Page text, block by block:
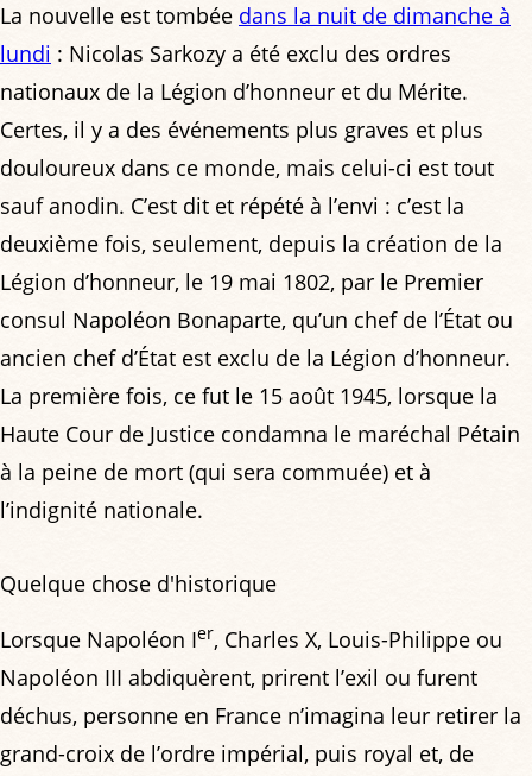
La nouvelle est tombée dans la nuit de dimanche à
lundi : Nicolas Sarkozy a été exclu des ordres
nationaux de la Légion d’honneur et du Mérite.
Certes, il y a des événements plus graves et plus
douloureux dans ce monde, mais celui-ci est tout
sauf anodin. C’est dit et répété à l’envi : c’est la
deuxième fois, seulement, depuis la création de la
Légion d’honneur, le 19 mai 1802, par le Premier
consul Napoléon Bonaparte, qu’un chef de l’État ou
ancien chef d’État est exclu de la Légion d’honneur.
La première fois, ce fut le 15 août 1945, lorsque la
Haute Cour de Justice condamna le maréchal Pétain
à la peine de mort (qui sera commuée) et à
l’indignité nationale.
Quelque chose d'historique
Lorsque Napoléon Ier, Charles X, Louis-Philippe ou
Napoléon III abdiquèrent, prirent l’exil ou furent
déchus, personne en France n’imagina leur retirer la
grand-croix de l’ordre impérial, puis royal et, de